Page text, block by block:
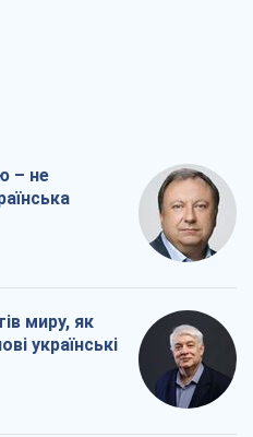
– не
миру, як
українські